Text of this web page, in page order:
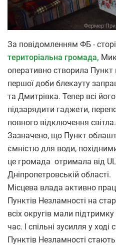
За повідомленням ФБ -
територіальна громада,
оперативно створила Пункт
першої доби блекауту
та Дмитрівка. Тепер всі
підзарядити гаджети,
повного відключення світла.
Зазначено, що Пункт
ємністю для води,
це громада отримала від
Дніпропетровській області.
Місцева влада активно
Пунктів Незламності на
всіх округів мали
час. І спільні зусилля у
Пунктів Незламності